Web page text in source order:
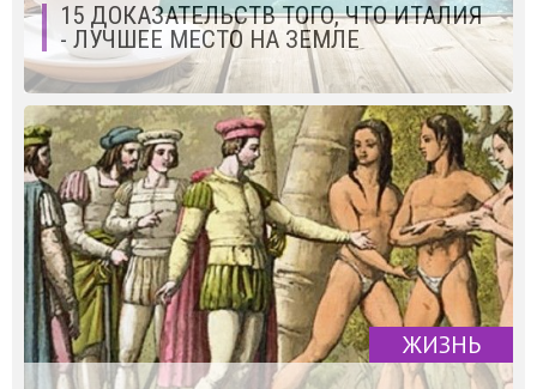
15 ДОКАЗАТЕЛЬСТВ ТОГО, ЧТО ИТАЛИЯ
- ЛУЧШЕЕ МЕСТО НА ЗЕМЛЕ
ЖИЗНЬ